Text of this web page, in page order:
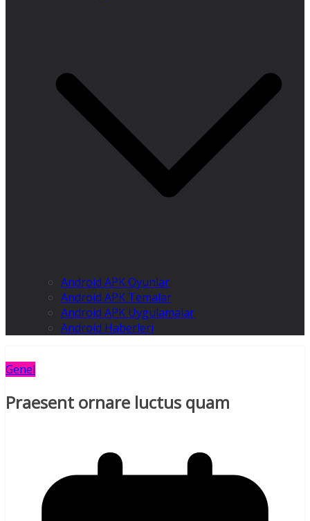
Android APK Oyunlar
Android APK Temalar
Android APK Uygulamalar
Android Haberleri
Genel
Praesent ornare luctus quam